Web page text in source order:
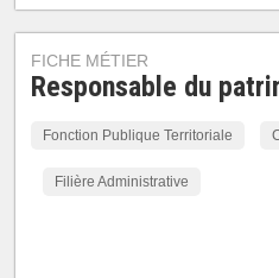
FICHE MÉTIER
Responsable du
Fonction Publique Territoriale
Filière Administrative